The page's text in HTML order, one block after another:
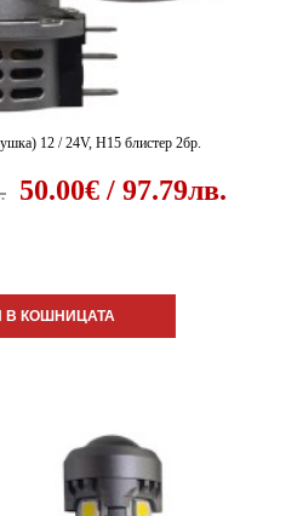
12 / 24V, H15 блистер 2бр.
50.00€ / 97.79лв.
В КОШНИЦАТА